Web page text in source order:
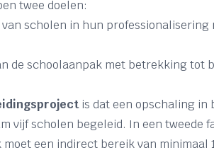
twee doelen:
scholen in hun professionalisering
de schoolaanpak met betrekking tot
is dat een opschaling in
vijf scholen begeleid. In een tweede
een indirect bereik van minimaal